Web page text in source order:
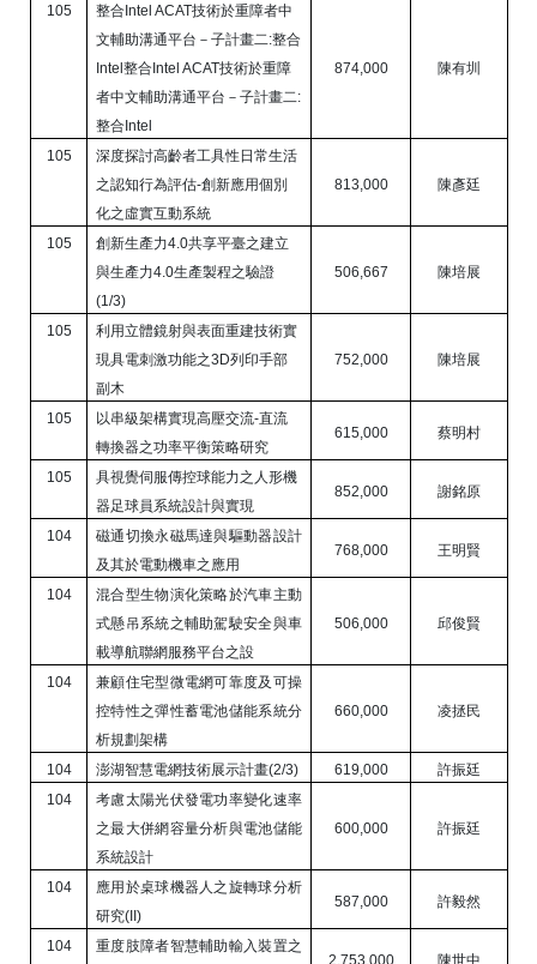
105 整合 Intel ACAT技術於重障者中
文輔助溝通平台－子計畫二:整合
Intel整合 Intel ACAT技術於重障
者中文輔助溝通平台－子計畫二:
整合 Intel
874,000 陳有圳
105
深度探討高齡者工具性日常生活
之認知行為評估-創新應用個別
化之虛實互動系統
813,000 陳彥廷
105 創新生產力4.0共享平臺之建立
與生產力4.0生產製程之驗證
(1/3)
506,667 陳培展
105
利用立體鏡射與表面重建技術實
現具電刺激功能之3D列印手部
副木
752,000 陳培展
105 以串級架構實現高壓交流-直流
轉換器之功率平衡策略研究
615,000 蔡明村
105
具視覺伺服傳控球能力之人形機
器足球員系統設計與實現
852,000 謝銘原
104
磁通切換永磁馬達與驅動器設計
及其於電動機車之應用
768,000 王明賢
104
混合型生物演化策略於汽車主動
式懸吊系統之輔助駕駛安全與車
載導航聯網服務平台之設
506,000 邱俊賢
104
兼顧住宅型微電網可靠度及可操
控特性之彈性蓄電池儲能系統分
析規劃架構
660,000 凌拯民
104 澎湖智慧電網技術展示計畫(2/3) 619,000
許振廷
104
考慮太陽光伏發電功率變化速率
之最大併網容量分析與電池儲能
系統設計
600,000 許振廷
104
應用於桌球機器人之旋轉球分析
研究(II)
587,000 許毅然
104
重度肢障者智慧輔助輸入裝置之
2,753,000 陳世中